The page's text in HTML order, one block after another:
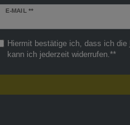
E-MAIL **
Newsletter
Hiermit bestätige ich, dass ich die
kann ich jederzeit widerrufen.**